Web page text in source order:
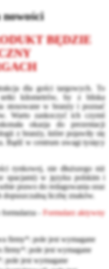
nowości
BĘDZIE
dla gości targowych. To
kilometrów, by z bliska
stosowane w branży i poznać
Warto zaskoczyć ich czymś
okazja do prezentacji
z branży, które pojawiły się
Bądź w centrum uwagi tysięcy
rynkowej, nie dłuższego niż
spacjami) w języku polskim i
prawo do redagowania oraz
liczbę znaków.
-
Formularz aktywny
firmy*: pole jest wymagane
firmy*: pole jest wymagane
pole jest wymagane